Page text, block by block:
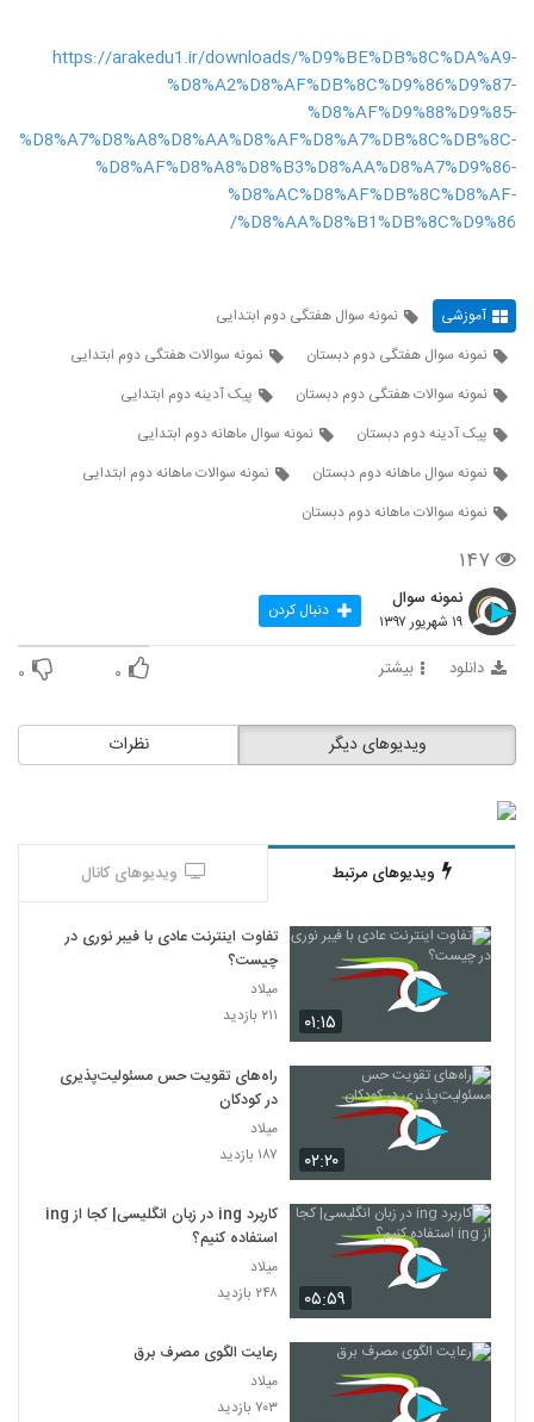
https://arakedu1.ir/downloads/%D9%BE%DB%8C%DA%A9-
%D8%A2%D8%AF%DB%8C%D9%86%D9%87-
%D8%AF%D9%88%D9%85-
%D8%A7%D8%A8%D8%AA%D8%AF%D8%A7%DB%8C%DB%8C-
%D8%AF%D8%A8%D8%B3%D8%AA%D8%A7%D9%86-
%D8%AC%D8%AF%DB%8C%D8%AF-
%D8%AA%D8%B1%DB%8C%D9%86/
آموزشی
نمونه سوال هفتگی دوم ابتدایی
نمونه سوال هفتگی دوم دبستان
نمونه سوالات هفتگی دوم ابتدایی
نمونه سوالات هفتگی دوم دبستان
پیک آدینه دوم ابتدایی
پیک آدینه دوم دبستان
نمونه سوال ماهانه دوم ابتدایی
نمونه سوال ماهانه دوم دبستان
نمونه سوالات ماهانه دوم ابتدایی
نمونه سوالات ماهانه دوم دبستان
۱۴۷
نمونه سوال
۱۹ شهریور ۱۳۹۷ دنبال کردن
دانلود بیشتر ۰ ۰
نظرات ویدیوهای دیگر
ویدیوهای مرتبط ویدیوهای کانال
۰۱:۱۵
تفاوت اینترنت عادی با فیبر نوری در
چیست؟
میلاد
۲۱۱ بازدید
۰۲:۲۰
راه‌های تقویت حس مسئولیت‌پذیری
در کودکان
میلاد
۱۸۷ بازدید
۰۵:۵۹
کاربرد ing در زبان انگلیسی| کجا از ing
استفاده کنیم؟
میلاد
۲۴۸ بازدید
رعایت الگوی مصرف برق
میلاد
۷۰۳ بازدید